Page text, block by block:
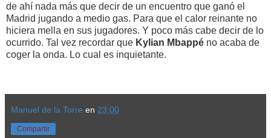
de ahí nada más que decir de un encuentro que ganó el
Madrid jugando a medio gas. Para que el calor reinante no
hiciera mella en sus jugadores. Y poco más cabe decir de lo
ocurrido. Tal vez recordar que Kylian Mbappé no acaba de
coger la onda. Lo cual es inquietante.
Manuel de la Torre en 23:00
Compartir